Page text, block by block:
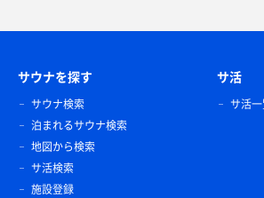
サウナを探す
サウナ検索
泊まれるサウナ検索
地図から検索
サ活検索
施設登録
サ活
サ活